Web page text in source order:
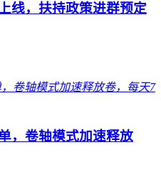
线，扶持政策进群预定
，卷轴模式加速释放